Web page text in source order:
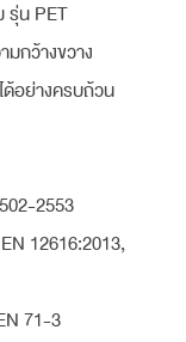
รุ่น PET
กว้างขวาง
ด้อย่างครบถ้วน
2553
12616:2013,
71-3